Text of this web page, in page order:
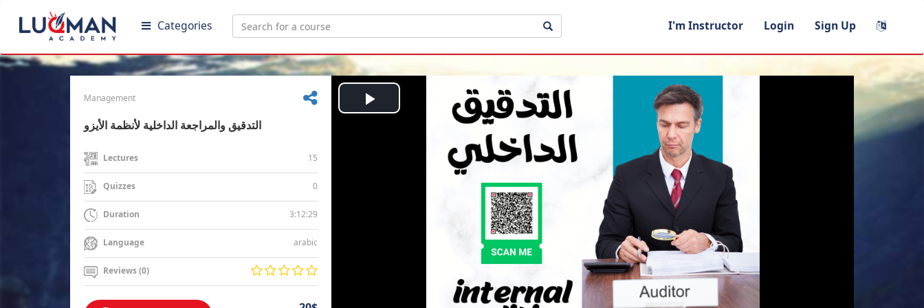
Categories I'm Instructor Login Sign Up
Management
التدقيق والمراجعة الداخلية لأنظمة الأيزو
Lectures 15
Quizzes 0
Duration 3:12:29
Language arabic
Reviews (0)
Play